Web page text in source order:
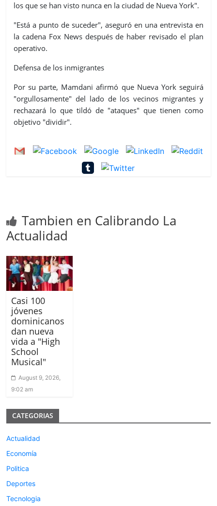
los que se han visto nunca en la ciudad de Nueva York".
"Está a punto de suceder", aseguró en una entrevista en
la cadena Fox News después de haber revisado el plan
operativo.
Defensa de los inmigrantes
Por su parte, Mamdani afirmó que Nueva York seguirá
"orgullosamente" del lado de los vecinos migrantes y
rechazará lo que tildó de "ataques" que tienen como
objetivo "dividir".
Tambien en Calibrando La
Actualidad
Casi 100
jóvenes
dominicanos
dan nueva
vida a "High
School
Musical"
August 9, 2026,
9:02 am
CATEGORIAS
Actualidad
Economía
Politica
Deportes
Tecnologia